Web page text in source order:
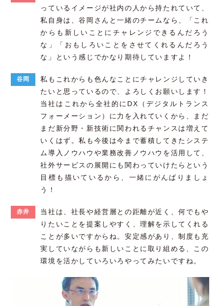
っているイメージが社内の人から持たれていて、
私自身は、谷岡さんと一緒のチームなら、「これ
からも新しいことにチャレンジできるんだろう
な」「おもしろいことをさせてくれるんだろう
な」という感じでかなり期待していますよ！
谷岡
私もこれからも色んなことにチャレンジしていき
たいと思っているので、よろしくお願いします！
当社はこれから全社的にDX（デジタルトランス
フォーメーション）に力を入れていくから、まだ
まだ新分野・新技術に関われるチャンスは増えて
いくはず。私も今後は今まで蓄積してきたシステ
ム導入ノウハウや業務改善ノウハウを活用して、
社外サービスの展開にも関わっていけたらという
目標も描いているから、一緒にがんばりましょ
う！
赤井
当社は、社長や経営層との距離が近く、何でもや
りたいことを提案しやすく、理解を示してくれる
ことが多いですからね。安定感があり、制度も充
実していながらも新しいことに取り組める、この
環境を活かしていろいろやってみたいですね。